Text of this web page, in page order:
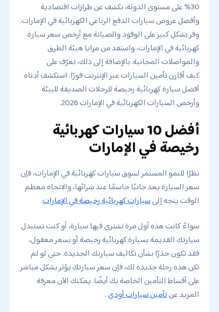
30% على مستوى الدولة، نكشف عن طرازات اقتصادية
وأفضل عروض سيارات الدفع الرباعي الكهربائية في الإمارات.
وفر بشكل كبير على الوقود والصيانة مع أرخص سعر سيارة
كهربائية في الإمارات، واستفد من مزايا هيئة الطرق
والمواصلات المجانية. بالإضافة إلى ذلك، تعرّف على
كيف أقارن تأمين السيارات عبر الإنترنت فورًا. استكشف أدناه
أفضل سيارة كهربائية رخيصة للرحلات الصديقة للبيئة
وأرخص السيارات الكهربائية في الإمارات 2026.
أفضل 10 سيارات كهربائية
رخيصة في الإمارات
نظرًا للنمو المستمر لسوق سيارات كهربائية في الإمارات، فإن
سعر السيارة يعد جانبًا حاسمًا عند شرائها، والاتجاه معظم
الوقت يتجه إلىسيارات كهربائية رخيصة في الإمارات.
سواءً كانت هذه أول مرة تشتري فيها سيارة، أو كنت تستبدل
سيارتك القديمة بسيارة كهربائية رخيصة أو بسعر معقول،
فقد تكون حذرًا بشأن تكاليف سيارتك الجديدة. حتى لو لم
تكن هذه رحلة جديدة لك، فإن سعر سيارتك يؤثر بشكل مباشر
على أقساط التأمين الخاصة بك أيضًا. يمكنك الآن معرفة
المزيد عنتأمين سيارات أودي.